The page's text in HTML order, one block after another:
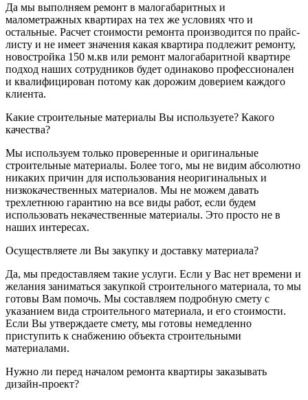
Да мы выполняем ремонт в малогабаритных и
малометражных квартирах на тех же условиях что и
остальные. Расчет стоимости ремонта производится по прайс-
листу и не имеет значения какая квартира подлежит ремонту,
новостройка 150 м.кв или ремонт малогабаритной квартире
подход наших сотрудников будет одинаково профессионален
и квалифицирован потому как дорожим доверием каждого
клиента.
Какие строительные материалы Вы используете? Какого
качества?
Мы используем только проверенные и оригинальные
строительные материалы. Более того, мы не видим абсолютно
никаких причин для использования неоригинальных и
низкокачественных материалов. Мы не можем давать
трехлетнюю гарантию на все виды работ, если будем
использовать некачественные материалы. Это просто не в
наших интересах.
Осуществляете ли Вы закупку и доставку материала?
Да, мы предоставляем такие услуги. Если у Вас нет времени и
желания заниматься закупкой строительного материала, то мы
готовы Вам помочь. Мы составляем подробную смету с
указанием вида строительного материала, и его стоимости.
Если Вы утверждаете смету, мы готовы немедленно
приступить к снабжению объекта строительными
материалами.
Нужно ли перед началом ремонта квартиры заказывать
дизайн-проект?